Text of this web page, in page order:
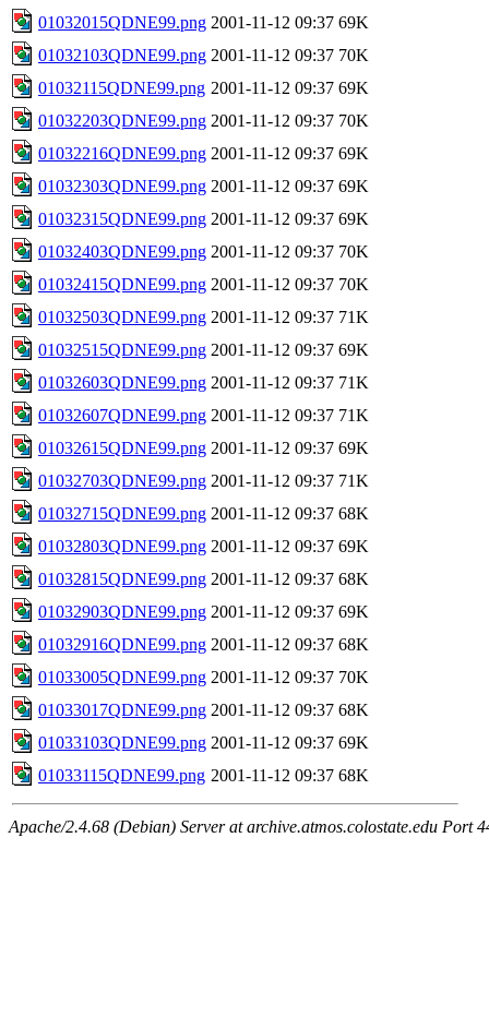
01032015QDNE99.png 2001-11-12 09:37 69K
01032103QDNE99.png 2001-11-12 09:37 70K
01032115QDNE99.png 2001-11-12 09:37 69K
01032203QDNE99.png 2001-11-12 09:37 70K
01032216QDNE99.png 2001-11-12 09:37 69K
01032303QDNE99.png 2001-11-12 09:37 69K
01032315QDNE99.png 2001-11-12 09:37 69K
01032403QDNE99.png 2001-11-12 09:37 70K
01032415QDNE99.png 2001-11-12 09:37 70K
01032503QDNE99.png 2001-11-12 09:37 71K
01032515QDNE99.png 2001-11-12 09:37 69K
01032603QDNE99.png 2001-11-12 09:37 71K
01032607QDNE99.png 2001-11-12 09:37 71K
01032615QDNE99.png 2001-11-12 09:37 69K
01032703QDNE99.png 2001-11-12 09:37 71K
01032715QDNE99.png 2001-11-12 09:37 68K
01032803QDNE99.png 2001-11-12 09:37 69K
01032815QDNE99.png 2001-11-12 09:37 68K
01032903QDNE99.png 2001-11-12 09:37 69K
01032916QDNE99.png 2001-11-12 09:37 68K
01033005QDNE99.png 2001-11-12 09:37 70K
01033017QDNE99.png 2001-11-12 09:37 68K
01033103QDNE99.png 2001-11-12 09:37 69K
01033115QDNE99.png 2001-11-12 09:37 68K
Apache/2.4.68 (Debian) Server at archive.atmos.colostate.edu Port